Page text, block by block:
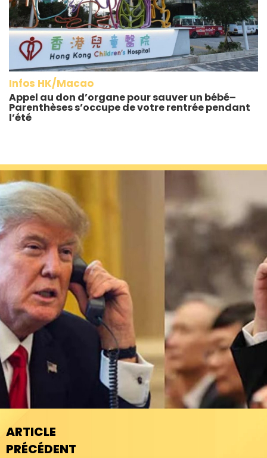
Infos HK/Macao
Appel au don d’organe pour sauver un bébé–
Parenthèses s’occupe de votre rentrée pendant
l’été
ARTICLE
PRÉCÉDENT